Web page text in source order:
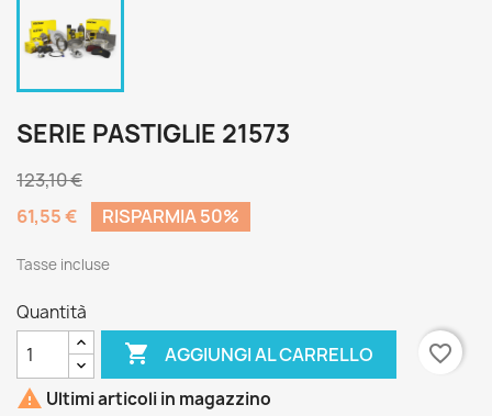
SERIE PASTIGLIE 21573
123,10 €
61,55 €
RISPARMIA 50%
Tasse incluse
Quantità
 AGGIUNGI AL CARRELLO
favorite_border
 Ultimi articoli in magazzino